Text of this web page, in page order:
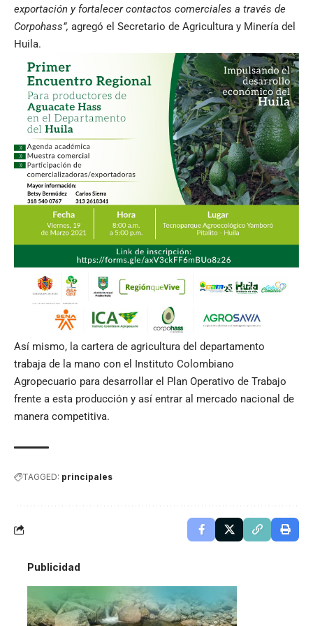
exportación y fortalecer contactos comerciales a través de
Corpohass”, agregó el Secretario de Agricultura y Minería del
Huila.
Así mismo, la cartera de agricultura del departamento
trabaja de la mano con el Instituto Colombiano
Agropecuario para desarrollar el Plan Operativo de Trabajo
frente a esta producción y así entrar al mercado nacional de
manera competitiva.
TAGGED: principales
Publicidad